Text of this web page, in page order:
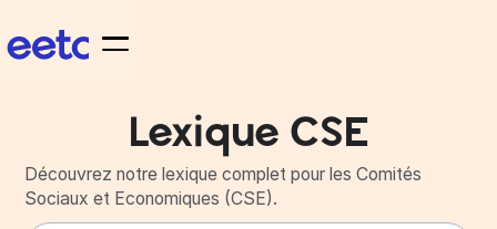
Lexique CSE
Découvrez notre lexique complet pour les Comités
Sociaux et Economiques (CSE).